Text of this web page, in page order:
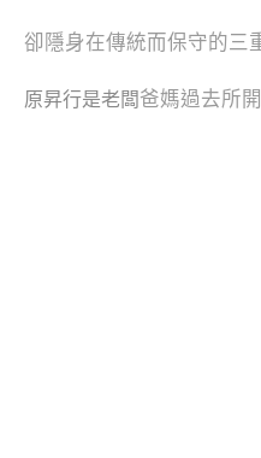
卻隱身在傳統而保守的三
原昇行是老闆爸媽過去所